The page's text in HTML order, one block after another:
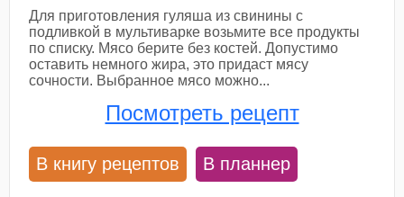
Для приготовления гуляша из свинины с
подливкой в мультиварке возьмите все продукты
по списку. Мясо берите без костей. Допустимо
оставить немного жира, это придаст мясу
сочности. Выбранное мясо можно...
Посмотреть рецепт
В книгу рецептов В планнер